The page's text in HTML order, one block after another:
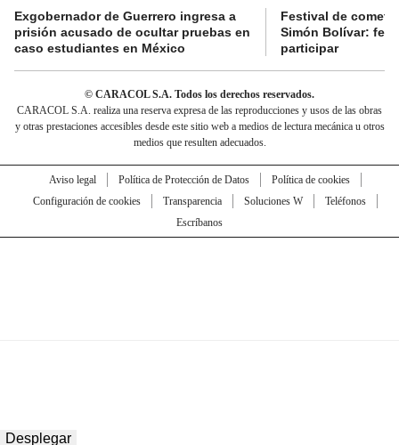
Exgobernador de Guerrero ingresa a
prisión acusado de ocultar pruebas en
caso estudiantes en México
Festival de
Simón Bolívar:
participar
© CARACOL S.A. Todos los derechos reservados.
CARACOL S.A. realiza una reserva expresa de las reproducciones y usos de las obras
y otras prestaciones accesibles desde este sitio web a medios de lectura mecánica u otros
medios que resulten adecuados.
Aviso legal Política de Protección de Datos
Política de cookies
Configuración de cookies
Transparencia Soluciones W
Teléfonos
Escríbanos
Desplegar